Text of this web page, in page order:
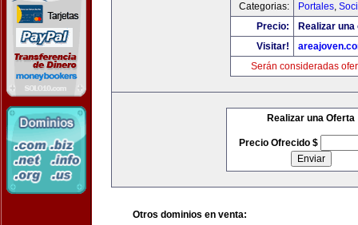
Categorias:
Portales,
Precio:
Realizar
Visitar!
Serán consideradas
Realizar una Oferta
Precio Ofrecido $
Otros dominios en venta: